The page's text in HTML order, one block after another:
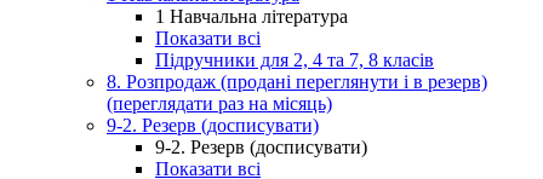
1 Навчальна література
Показати всі
Підручники для 2, 4 та 7, 8 класів
8. Розпродаж (продані переглянути і в резерв)
(переглядати раз на місяць)
9-2. Резерв (досписувати)
9-2. Резерв (досписувати)
Показати всі